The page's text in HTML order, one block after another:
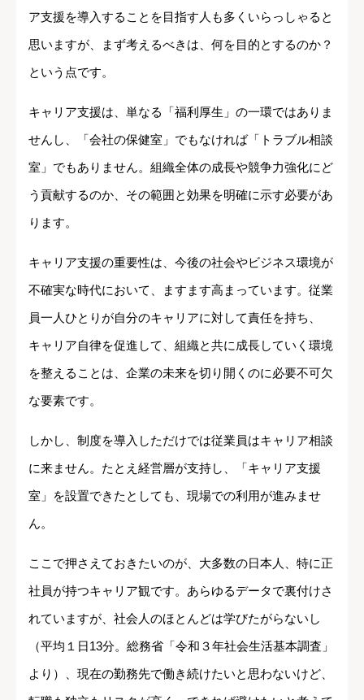
ア支援を導入することを目指す人も多くいらっしゃると
思いますが、まず考えるべきは、何を目的とするのか？
という点です。
キャリア支援は、単なる「福利厚生」の一環ではありま
せんし、「会社の保健室」でもなければ「トラブル相談
室」でもありません。組織全体の成長や競争力強化にど
う貢献するのか、その範囲と効果を明確に示す必要があ
ります。
キャリア支援の重要性は、今後の社会やビジネス環境が
不確実な時代において、ますます高まっています。従業
員一人ひとりが自分のキャリアに対して責任を持ち、
キャリア自律を促進して、組織と共に成長していく環境
を整えることは、企業の未来を切り開くのに必要不可欠
な要素です。
しかし、制度を導入しただけでは従業員はキャリア相談
に来ません。たとえ経営層が支持し、「キャリア支援
室」を設置できたとしても、現場での利用が進みませ
ん。
ここで押さえておきたいのが、大多数の日本人、特に正
社員が持つキャリア観です。あらゆるデータで裏付けさ
れていますが、社会人のほとんどは学びたがらないし
（平均１日13分。総務省「令和３年社会生活基本調査」
より）、現在の勤務先で働き続けたいと思わないけど、